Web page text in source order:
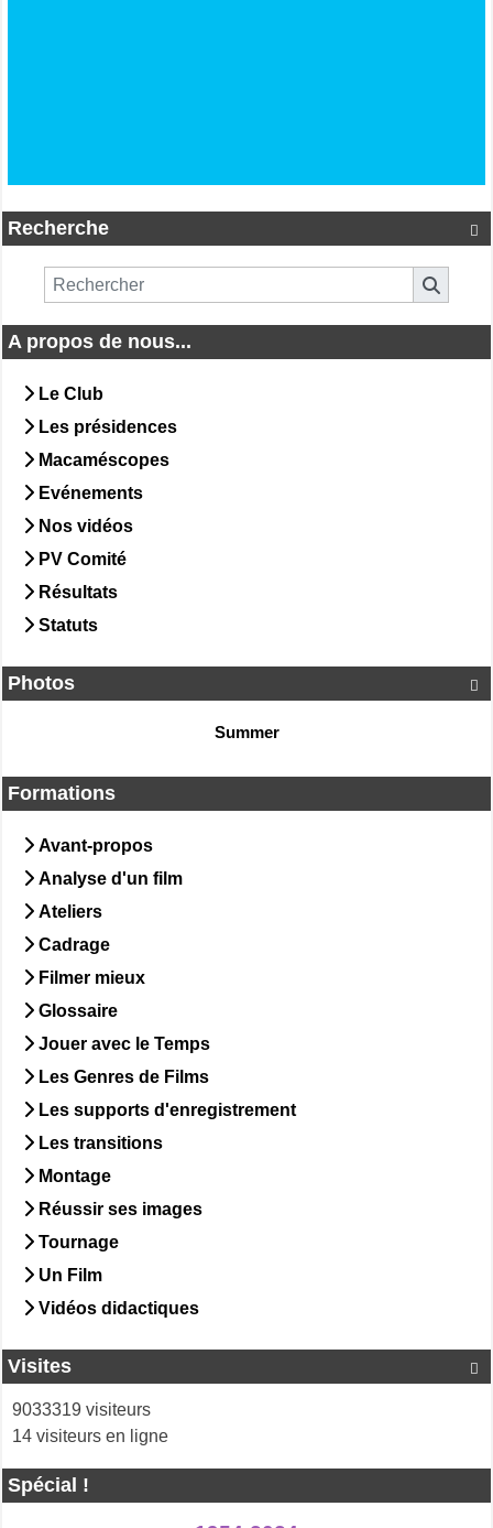

Recherche
A propos de nous...
Le Club
Les présidences
Macaméscopes
Evénements
Nos vidéos
PV Comité
Résultats
Statuts

Photos
Summer
Formations
Avant-propos
Analyse d'un film
Ateliers
Cadrage
Filmer mieux
Glossaire
Jouer avec le Temps
Les Genres de Films
Les supports d'enregistrement
Les transitions
Montage
Réussir ses images
Tournage
Un Film
Vidéos didactiques

Visites
9033319 visiteurs
14 visiteurs en ligne
Spécial !